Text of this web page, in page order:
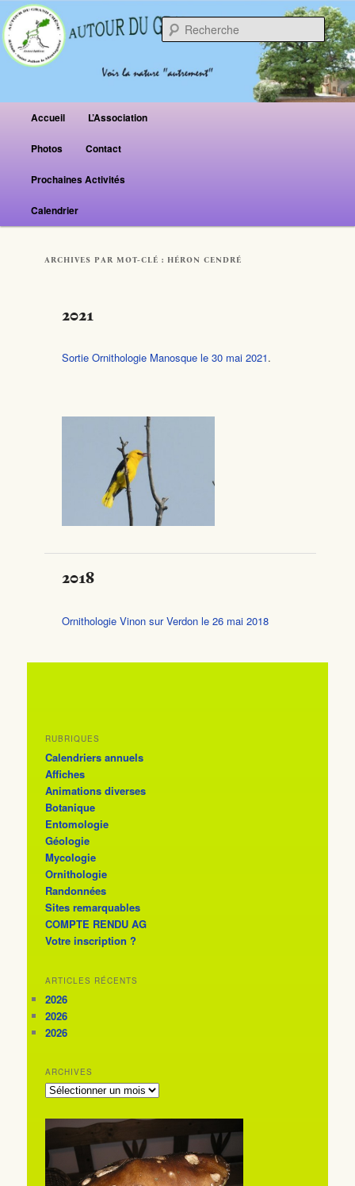
Menu principal
Aller au contenu principal
Aller au contenu secondaire
Accueil L’Association
Photos Contact
Prochaines Activités
Calendrier
ARCHIVES PAR MOT-CLÉ :HÉRON CENDRÉ
2021
Sortie Ornithologie Manosque le 30 mai 2021.
2018
Ornithologie Vinon sur Verdon le 26 mai 2018
RUBRIQUES
Calendriers annuels
Affiches
Animations diverses
Botanique
Entomologie
Géologie
Mycologie
Ornithologie
Randonnées
Sites remarquables
COMPTE RENDU AG
Votre inscription ?
ARTICLES RÉCENTS
2026
2026
2026
ARCHIVES
ARCHIVES